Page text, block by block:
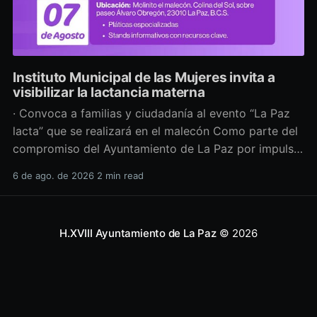
Instituto Municipal de las Mujeres invita a
visibilizar la lactancia materna
· Convoca a familias y ciudadanía al evento “La Paz
lacta” que se realizará en el malecón Como parte del
compromiso del Ayuntamiento de La Paz por impulsar
salud y los derechos de las mujeres, así como generar
6 de ago. de 2026 2 min read
H.XVIII Ayuntamiento de La Paz© 2026